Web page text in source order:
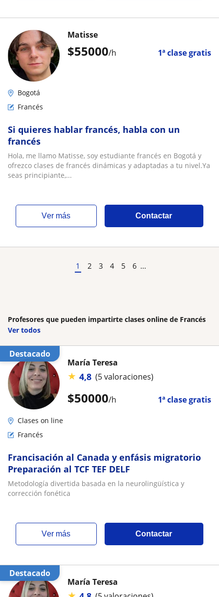
$55000/h 1ª clase gratis
Matisse
Bogotá
Francés
Si quieres hablar francés, habla con un
francés
Hola, me llamo Matisse, soy estudiante francés en Bogotá y
ofrezco clases de francés dinámicas y adaptadas a tu nivel.Ya
seas principiante,...
ver más Contactar
1 2 3 4 5 6 ...
Profesores que pueden impartirte clases online de Francés
Ver todos
Destacado
$50000/h 1ª clase gratis
María Teresa
★ 4,8 (5 valoraciones)
Clases on line
Francés
Francisación al Canada y enfásis migratorio
Preparación al TCF TEF DELF
Metodología divertida basada en la neurolingüística y
corrección fonética
ver más Contactar
Destacado
María Teresa